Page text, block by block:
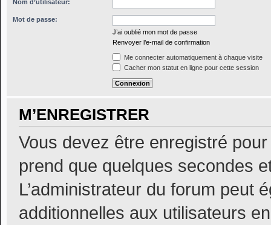
Nom d’utilisateur:
Mot de passe:
J’ai oublié mon mot de passe
Renvoyer l’e-mail de confirmation
Me connecter automatiquement à chaque visite
Cacher mon statut en ligne pour cette session
M’ENREGISTRER
Vous devez être enregistré
prend que quelques secondes
L’administrateur du forum peut
additionnelles aux utilisateurs